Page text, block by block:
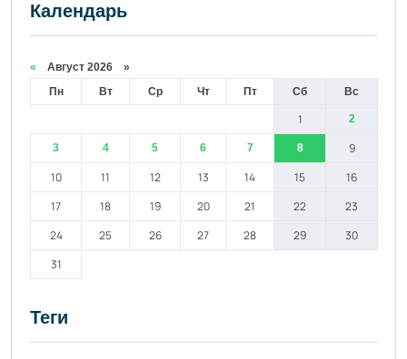
Календарь
« Август 2026 »
Пн
Вт Ср Чт Пт Сб Вс
1 2
3 4 5 6 7 8
9
10
11 12 13 14 15
16
17
18 19 20 21 22
23
24
25 26 27 28 29
30
31
Теги